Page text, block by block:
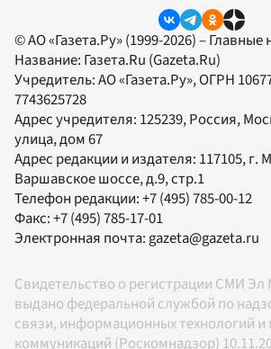
© АО «Газета.Ру» (1999-2026) – Главные
Название: Газета.Ru (Gazeta.Ru)
Учредитель:АО «Газета.Ру», ОГРН
7743625728
Адрес учредителя: 125239, Россия,
улица, дом 67
Адрес редакции и издателя: 117105, г.
Варшавское шоссе, д.9, стр.1
Телефон редакции:+7 (495) 785-00-12
Факс:+7 (495) 785-17-01
Электронная почта:gazeta@gazeta.ru
Свидетельство о регистрации СМИ
выдано федеральной службой по
связи, информационных технологий и
коммуникаций (Роскомнадзор)